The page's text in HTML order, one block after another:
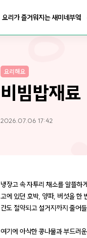
요리가 즐거워지는 새미네부엌
요리해요
비빔밥재료
2026.07.06 17:42
냉장고 속 자투리 채소를 알뜰하
고에 있던 호박, 양파, 버섯을 한
간도 절약되고 설거지까지 줄어
여기에 아삭한 콩나물과 부드러